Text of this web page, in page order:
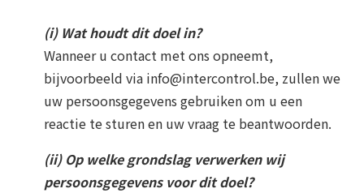
(i) Wat houdt dit doel in?
Wanneer u contact met ons opneemt,
bijvoorbeeld via info@intercontrol.be, zullen we
uw persoonsgegevens gebruiken om u een
reactie te sturen en uw vraag te beantwoorden.
(ii) Op welke grondslag verwerken wij
persoonsgegevens voor dit doel?